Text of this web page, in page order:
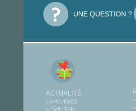
UNE QUESTION ?
ACTUALITÉ
> ARCHIVES
> TWITTER